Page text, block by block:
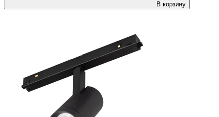
В корзину